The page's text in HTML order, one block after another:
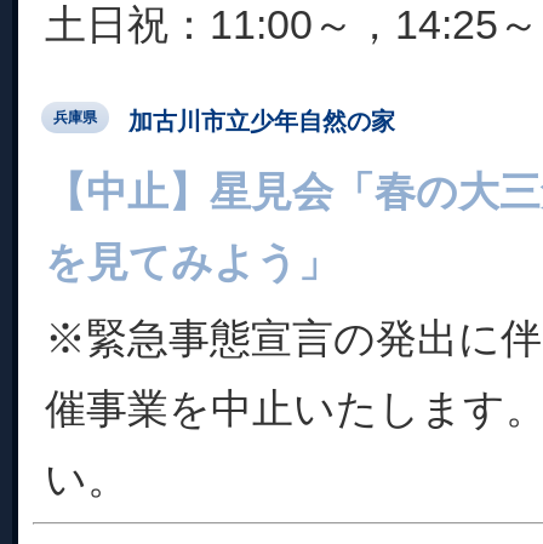
土日祝：11:00～，14:25～
兵庫県 加古川市立少年自然の家
【中止】星見会「春の大
を見てみよう」
※緊急事態宣言の発出に
催事業を中止いたします
い。